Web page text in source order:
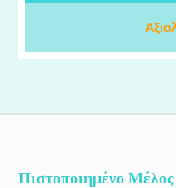
προηγμένες
πραγματοποιούμε
αξιολόγηση και τη
Πιστοποιημένο Μέλος